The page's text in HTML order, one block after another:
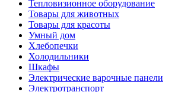
Тепловизионное оборудование
Товары для животных
Товары для красоты
Умный дом
Хлебопечки
Холодильники
Шкафы
Электрические варочные панели
Электротранспорт